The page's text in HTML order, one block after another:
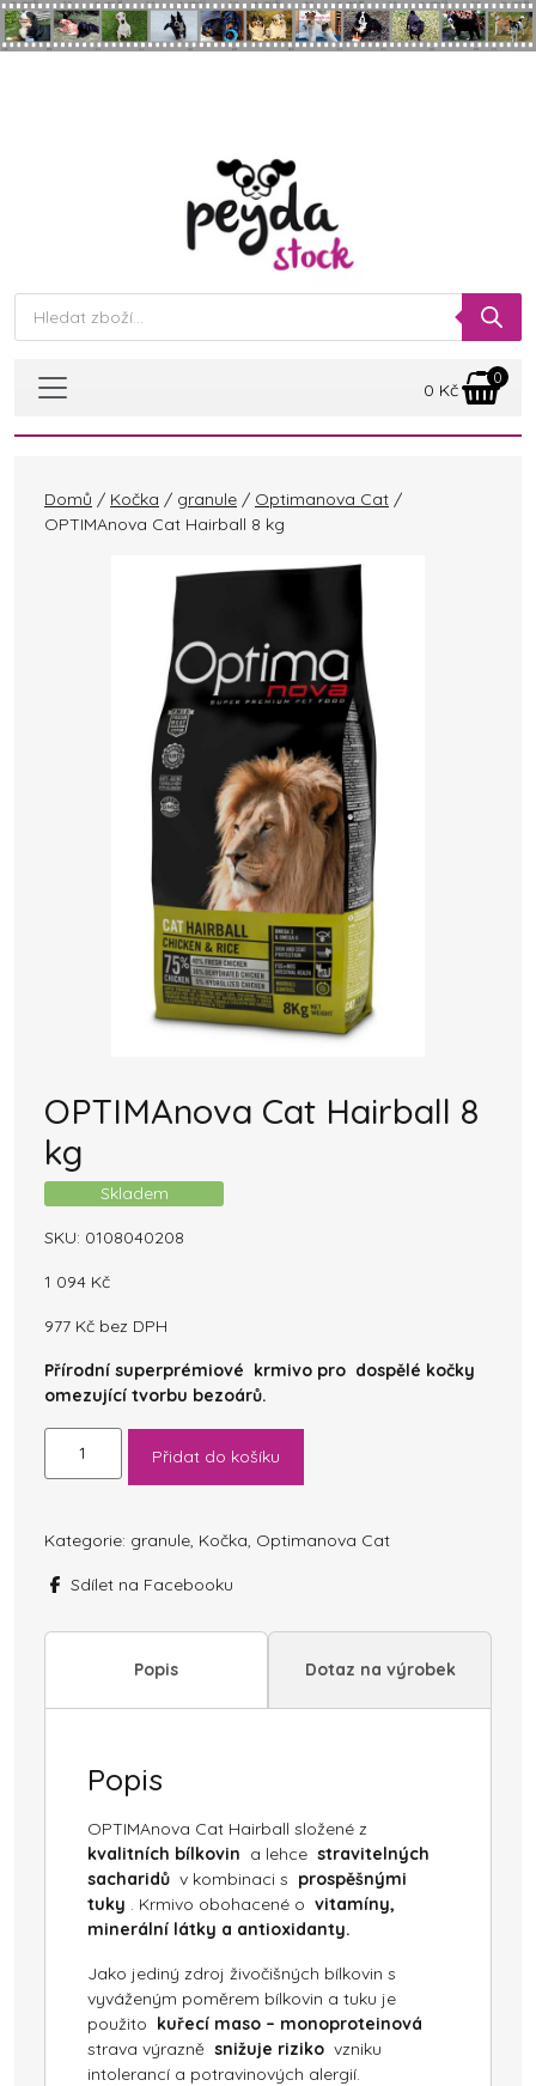
Skip to main content
Products
search
0 Kč
0
Domů / Kočka / granule / Optimanova Cat /
OPTIMAnova Cat Hairball 8 kg
OPTIMAnova Cat Hairball 8
kg
Skladem
SKU: 0108040208
1 094 Kč
977 Kč bez DPH
Přírodní superprémiové krmivo pro dospělé kočky
omezující tvorbu bezoárů.
kg
Přidat do košíku
Kategorie: granule, Kočka, Optimanova Cat
Sdílet na Facebooku
Popis Dotaz na výrobek
Popis
OPTIMAnova Cat Hairball složené z
kvalitních bílkovin a lehce stravitelných
sacharidů v kombinaci s prospěšnými
tuky . Krmivo obohacené o vitamíny,
minerální látky a antioxidanty.
Jako jediný zdroj živočišných bílkovin s
vyváženým poměrem bílkovin a tuku je
použito kuřecí maso – monoproteinová
strava výrazně snižuje riziko vzniku
intolerancí a potravinových alergií.